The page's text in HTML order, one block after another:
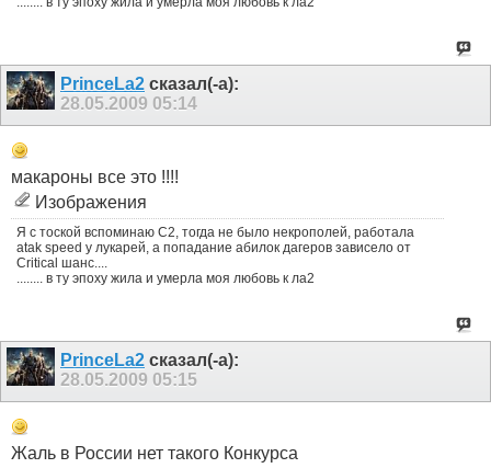
PrinceLa2 сказал(-а):
28.05.2009 05:14
макароны все это !!!!
Изображения
Я с тоской вспоминаю С2, тогда не было некрополей, работала
atak speed у лукарей, а попадание абилок дагеров зависело от
Critical шанс....
........ в ту эпоху жила и умерла моя любовь к ла2
PrinceLa2 сказал(-а):
28.05.2009 05:15
Жаль в России нет такого Конкурса